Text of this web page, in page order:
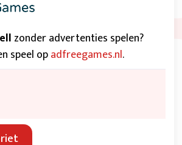
zonder advertenties spelen?
speel opadfreegames.nl.